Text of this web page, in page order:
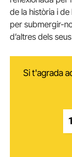
de la història i
per submergir-
d’altres dels
Si t'agrada